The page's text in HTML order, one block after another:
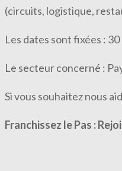
(circuits, logistique,
Les dates sont fixées :
Le secteur concerné :
Si vous souhaitez nous
Franchissez le Pas :